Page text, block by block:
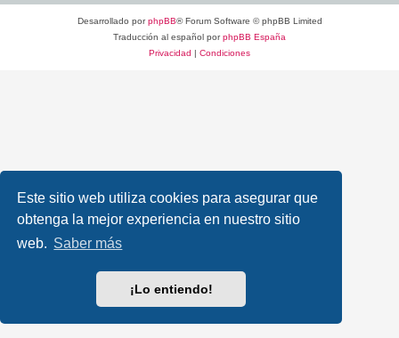
Este sitio web utiliza cookies para asegurar que
obtenga la mejor experiencia en nuestro sitio
web. Saber más
¡Lo entiendo!
Desarrollado porphpBB® Forum Software © phpBB Limited
Traducción al español porphpBB España
Privacidad | Condiciones